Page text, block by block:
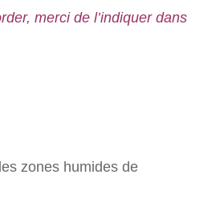
merci de l’indiquer dans
zones humides de